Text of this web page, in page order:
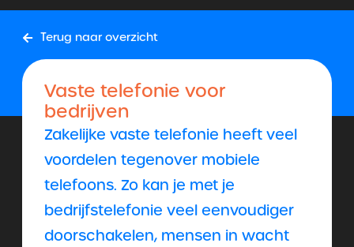
Terug naar overzicht
Vaste telefonie voor
bedrijven
Zakelijke vaste telefonie heeft veel
voordelen tegenover mobiele
telefoons. Zo kan je met je
bedrijfstelefonie veel eenvoudiger
doorschakelen, mensen in wacht